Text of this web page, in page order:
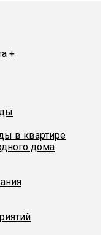
+
в квартире
дома